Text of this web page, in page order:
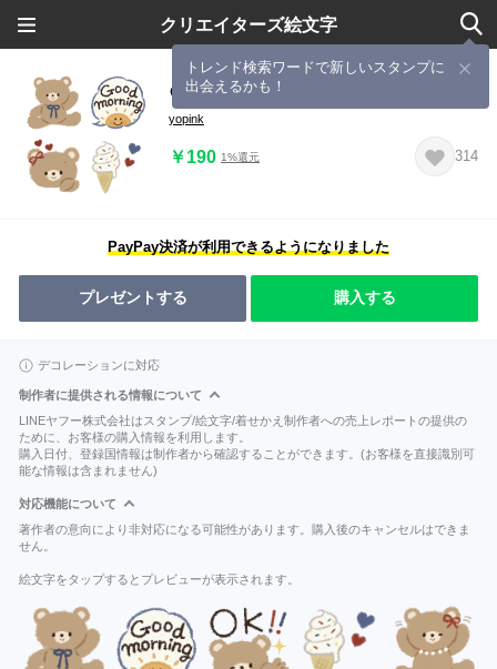
クリエイターズ絵文字
トレンド検索ワードで新しいスタンプに
出会えるかも！
♡かわいい日常くまさん♡
yopink
￥190 1%還元 314
PayPay決済が利用できるようになりました
プレゼントする 購入する
デコレーションに対応
制作者に提供される情報について
LINEヤフー株式会社はスタンプ/絵文字/着せかえ制作者への売上レポートの提供の
ために、お客様の購入情報を利用します。
購入日付、登録国情報は制作者から確認することができます。(お客様を直接識別可
能な情報は含まれません)
対応機能について
著作者の意向により非対応になる可能性があります。購入後のキャンセルはできま
せん。
絵文字をタップするとプレビューが表示されます。